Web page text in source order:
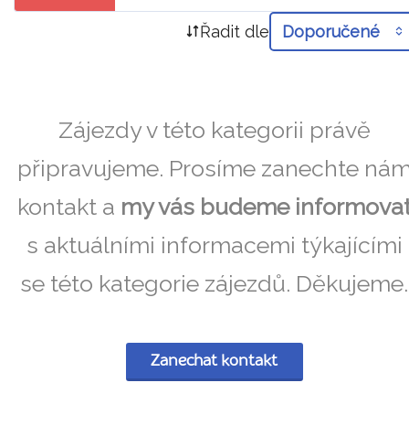
Řadit dle Doporučené
Zájezdy v této kategorii právě
připravujeme. Prosíme zanechte
kontakt a my vás budeme
s aktuálními informacemi týkajícími
se této kategorie zájezdů. Děkujeme.
Zanechat kontakt